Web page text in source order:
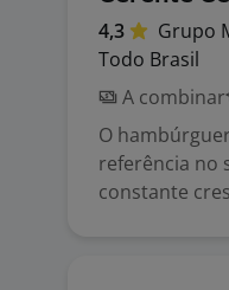
4,3 Grupo
Todo Brasil
A combinar
O
referência no
constante